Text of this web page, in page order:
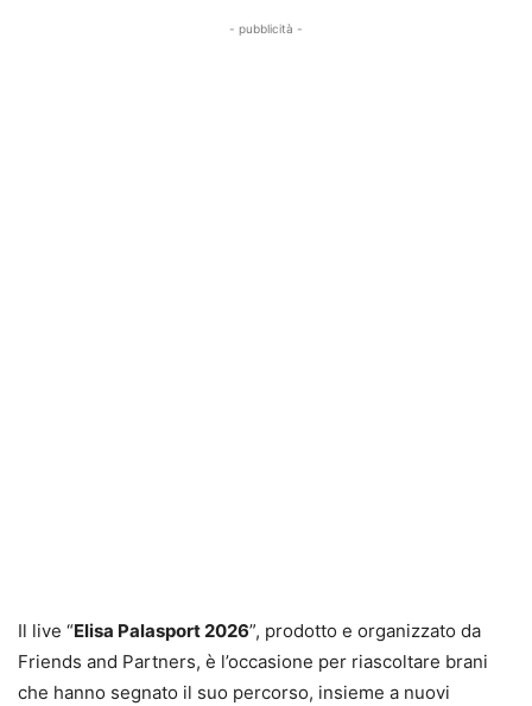
- pubblicità -
Il live “Elisa Palasport 2026”, prodotto e organizzato da
Friends and Partners, è l’occasione per riascoltare brani
che hanno segnato il suo percorso, insieme a nuovi